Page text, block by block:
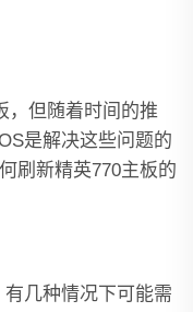
，但随着时间的推
是解决这些问题的
刷新精英770主板的
几种情况下可能需